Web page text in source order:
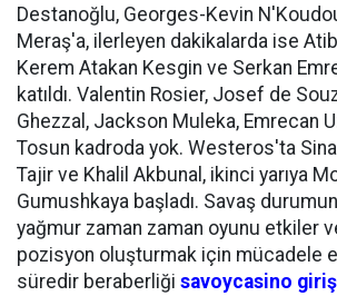
Destanoğlu, Georges-Kevin
Meraş'a, ilerleyen dakikalarda ise
Kerem Atakan Kesgin ve Serkan
katıldı. Valentin Rosier, Josef de
Ghezzal, Jackson Muleka, Emrecan
Tosun kadroda yok. Westeros'ta
Tajir ve Khalil Akbunal, ikinci yarıya
Gumushkaya başladı. Savaş
yağmur zaman zaman oyunu etkiler
pozisyon oluşturmak için mücadele
süredir beraberliği savoycasino giriş